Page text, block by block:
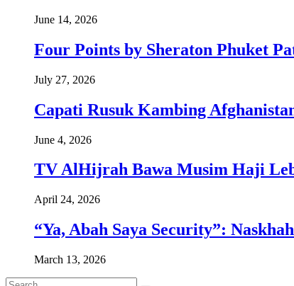
June 14, 2026
Four Points by Sheraton Phuket
July 27, 2026
Capati Rusuk Kambing
June 4, 2026
TV AlHijrah Bawa Musim Haji
April 24, 2026
“Ya, Abah Saya Security”:
March 13, 2026